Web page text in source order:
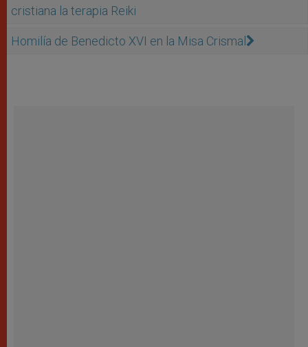
cristiana la terapia Reiki
Homilía de Benedicto XVI en la Misa Crismal